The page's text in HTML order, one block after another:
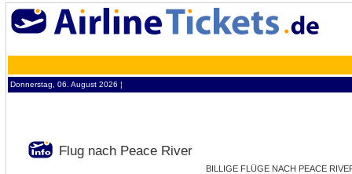
Donnerstag, 06. August 2026 ¦
Flug nach Peace River
BILLIGE FLÜGE NACH PEACE